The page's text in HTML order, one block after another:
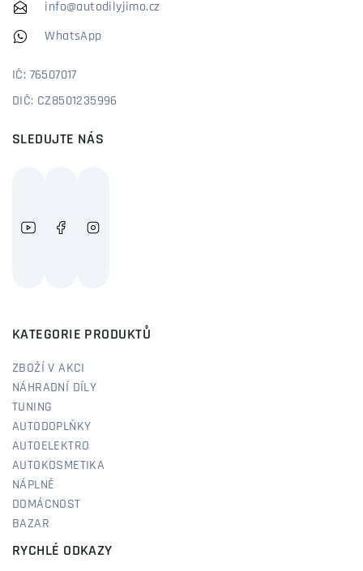
info@autodilyjimo.cz
WhatsApp
IČ: 76507017
DIČ: CZ8501235996
SLEDUJTE NÁS
KATEGORIE PRODUKTŮ
ZBOŽÍ V AKCI
NÁHRADNÍ DÍLY
TUNING
AUTODOPLŇKY
AUTOELEKTRO
AUTOKOSMETIKA
NÁPLNĚ
DOMÁCNOST
BAZAR
RYCHLÉ ODKAZY